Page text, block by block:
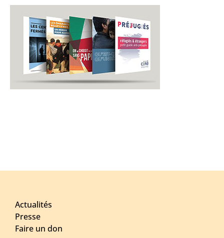
Actualités
Presse
Faire un don